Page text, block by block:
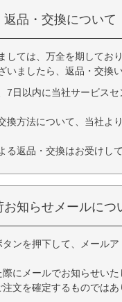
返品・交換について
しては、万全を期してお
いましたら、返品・交換い
7日以内に当社サービス
換方法について、当社よ
る返品・交換はお受けし
お知らせメールにつ
タンを押下して、メールア
にメールでお知らせいた
文を確定するものではあ